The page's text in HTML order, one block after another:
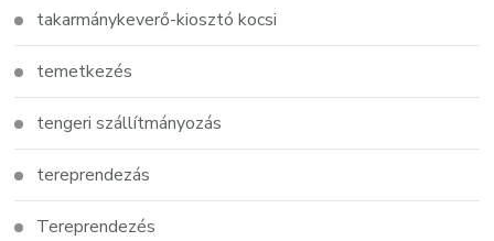
takarmánykeverő-kiosztó kocsi
temetkezés
tengeri szállítmányozás
tereprendezás
Tereprendezés